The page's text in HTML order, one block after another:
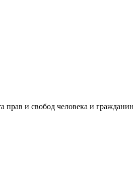
и свобод человека и